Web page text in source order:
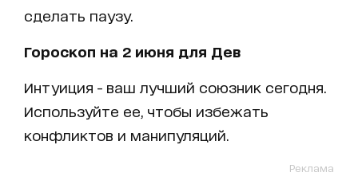
сделать паузу.
Гороскоп на 2 июня для Дев
Интуиция - ваш лучший союзник сегодня.
Используйте ее, чтобы избежать
конфликтов и манипуляций.
Реклама